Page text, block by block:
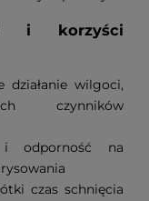
i korzyści
działanie wilgoci,
czynników
i odporność na
czas schnięcia